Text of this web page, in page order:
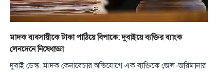
মাদক ব্যবসায়ীকে টাকা পাঠিয়ে বিপাকে: দুবাইয়ে ব্যক্তির ব্যাংক
লেনদেনে নিষেধাজ্ঞা
দুবাই ডেস্ক: মাদক কেনাবেচার অভিযোগে এক ব্যক্তিকে জেল-জরিমানার